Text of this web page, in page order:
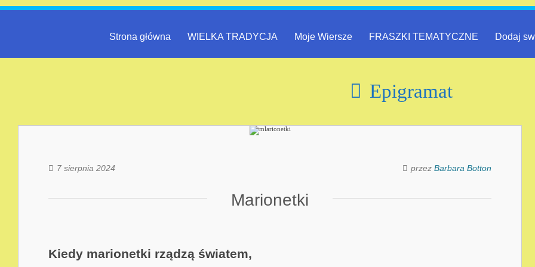
Strona główna WIELKA TRADYCJA Moje Wiersze FRASZKI TEMATYCZNE Dodaj
Epigramat
7 sierpnia 2024 przez Barbara Botton
Marionetki
Kiedy marionetki rządzą światem,